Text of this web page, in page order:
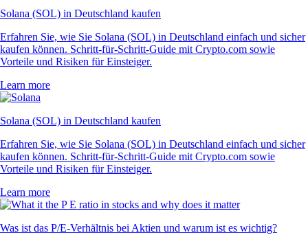
Solana (SOL) in Deutschland kaufen
Erfahren Sie, wie Sie Solana (SOL) in Deutschland einfach und sicher
kaufen können. Schritt-für-Schritt-Guide mit Crypto.com sowie
Vorteile und Risiken für Einsteiger.
Learn more
Solana (SOL) in Deutschland kaufen
Erfahren Sie, wie Sie Solana (SOL) in Deutschland einfach und sicher
kaufen können. Schritt-für-Schritt-Guide mit Crypto.com sowie
Vorteile und Risiken für Einsteiger.
Learn more
Was ist das P/E-Verhältnis bei Aktien und warum ist es wichtig?